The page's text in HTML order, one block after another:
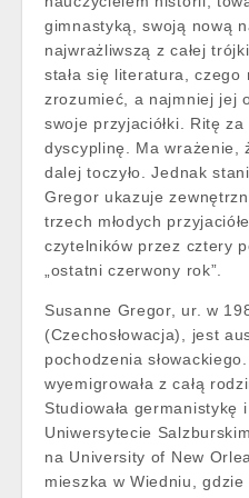
gimnastyką, swoją nową
najwrażliwszą z całej
stała się literatura, czego
zrozumieć, a najmniej jej
swoje przyjaciółki. Ritę
dyscyplinę. Ma wrażenie,
dalej toczyło. Jednak
Gregor ukazuje
trzech młodych
czytelników przez cztery
„ostatni czerwony rok”.
Susanne Gregor, ur. w
(Czechosłowacja), jest
pochodzenia
wyemigrowała z całą
Studiowała germanistykę
Uniwersytecie
na University of New
mieszka w Wiedniu,